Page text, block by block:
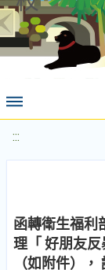
:::
函轉衛生福利
理「 好朋友
（如附件）